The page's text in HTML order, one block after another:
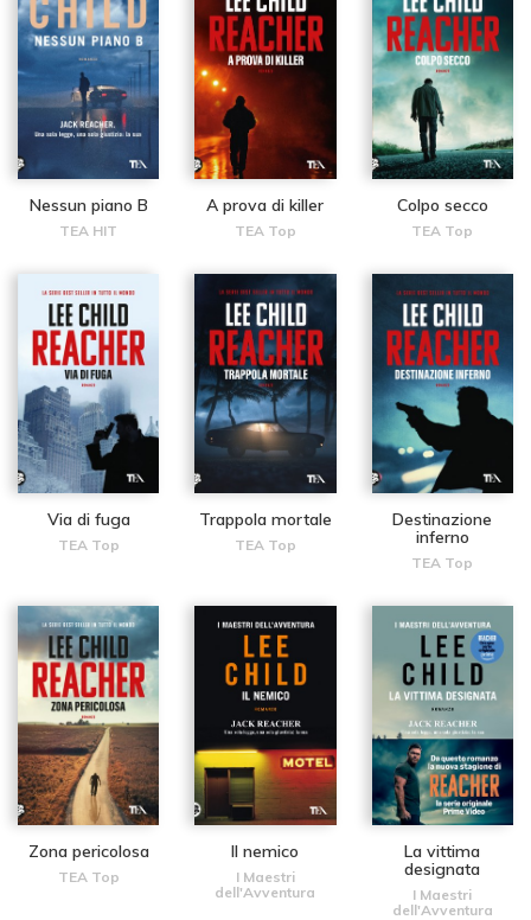
Nessun piano B
TEA HIT
A prova di killer
TEA Top
Colpo secco
TEA Top
Via di fuga
TEA Top
Trappola mortale
TEA Top
Destinazione
inferno
TEA Top
Zona pericolosa
TEA Top
Il nemico
I Maestri
dell'Avventura
La vittima
designata
I Maestri
dell'Avventura